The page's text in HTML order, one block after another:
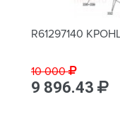
R61297140
10 000
9 896.43